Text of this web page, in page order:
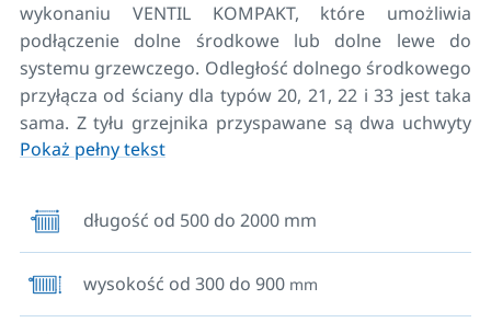
wykonaniu VENTIL KOMPAKT, które umożliwia
podłączenie dolne środkowe lub dolne lewe do
systemu grzewczego. Odległość dolnego środkowego
przyłącza od ściany dla typów 20, 21, 22 i 33 jest taka
sama. Z tyłu grzejnika przyspawane są dwa uchwyty
górne i dolne, grzejniki o długości 1800 mm i dłuższe
Pokaż pełny tekst
długość od 500 do 2000 mm
wysokość od 300 do 900 mm